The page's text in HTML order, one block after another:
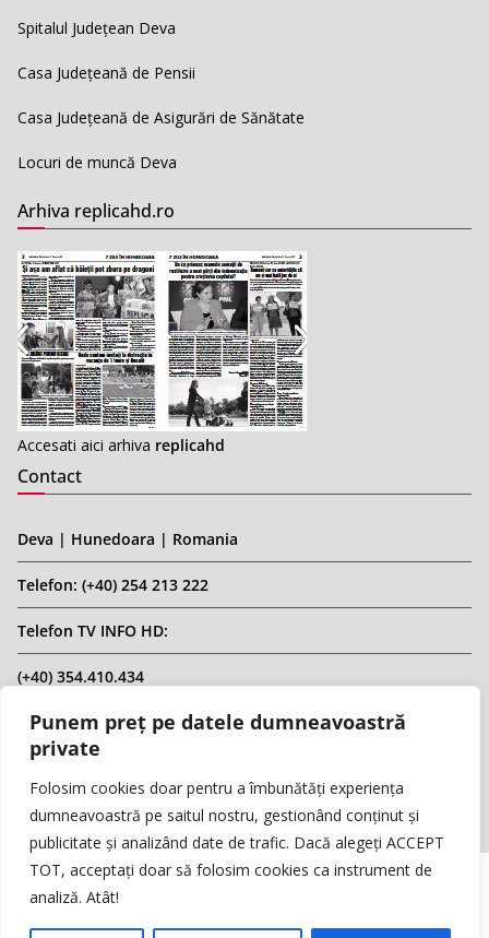
Punem preț pe datele dumneavoastră
private
Folosim cookies doar pentru a îmbunătăți experiența
dumneavoastră pe saitul nostru, gestionând conținut și
publicitate și analizând date de trafic. Dacă alegeți ACCEPT
TOT, acceptați doar să folosim cookies ca instrument de
analiză. Atât!
Spitalul Județean Deva
Casa Județeană de Pensii
Casa Județeană de Asigurări de Sănătate
Locuri de muncă Deva
Arhiva replicahd.ro
Accesati aici arhiva replicahd
Contact
Deva | Hunedoara | Romania
Telefon: (+40) 254 213 222
Telefon TV INFO HD:
(+40) 354.410.434
Email: infohd20@gmail.com
Website: www.replicahd.ro